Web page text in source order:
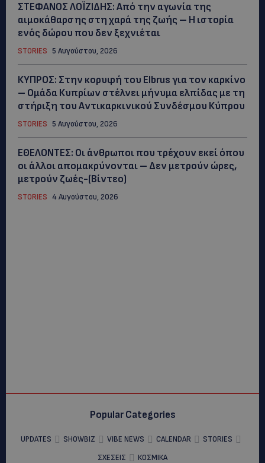
ΣΤΕΦΑΝΟΣ ΛΟΪΖΙΔΗΣ: Από την αγωνία της
αιμοκάθαρσης στη χαρά της ζωής – Η ιστορία
ενός δώρου που δεν ξεχνιέται
STORIES 5 Αυγούστου, 2026
ΚΥΠΡΟΣ: Στην κορυφή του Elbrus για τον καρκίνο
– Ομάδα Κυπρίων στέλνει μήνυμα ελπίδας με τη
στήριξη του Αντικαρκινικού Συνδέσμου Κύπρου
STORIES 5 Αυγούστου, 2026
ΕΘΕΛΟΝΤΕΣ: Οι άνθρωποι που τρέχουν εκεί όπου
οι άλλοι απομακρύνονται – Δεν μετρούν ώρες,
μετρούν ζωές-(Βίντεο)
STORIES 4 Αυγούστου, 2026
Popular Categories
UPDATES SHOWBIZ VIBE NEWS CALENDAR
STORIES
ΣΧΕΣΕΙΣ
ΚΟΣΜΙΚΑ